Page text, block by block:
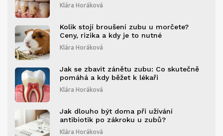
Klára Horáková
Kolik stojí broušení zubu u morčete?
Ceny, rizika a kdy je to nutné
Klára Horáková
Jak se zbavit zánětu zubu: Co skutečně
pomáhá a kdy běžet k lékaři
Klára Horáková
Jak dlouho být doma při užívání
antibiotik po zákroku u zubů?
Klára Horáková